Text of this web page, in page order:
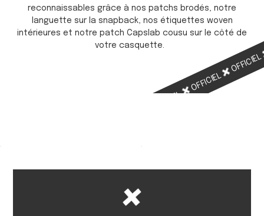
OFFICIEL
OFFICIEL
OFFICIEL
reconnaissables grâce à nos patchs brodés, notre
languette sur la snapback, nos étiquettes woven
intérieures et notre patch Capslab cousu sur le côté de
votre casquette.